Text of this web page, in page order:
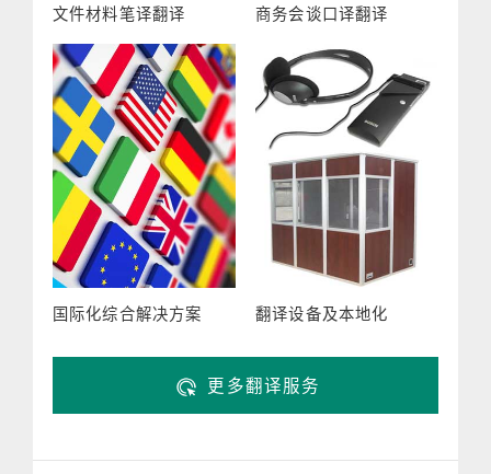
文件材料笔译翻译 商务会谈口译翻译
国际化综合解决方案 翻译设备及本地化
更多翻译服务